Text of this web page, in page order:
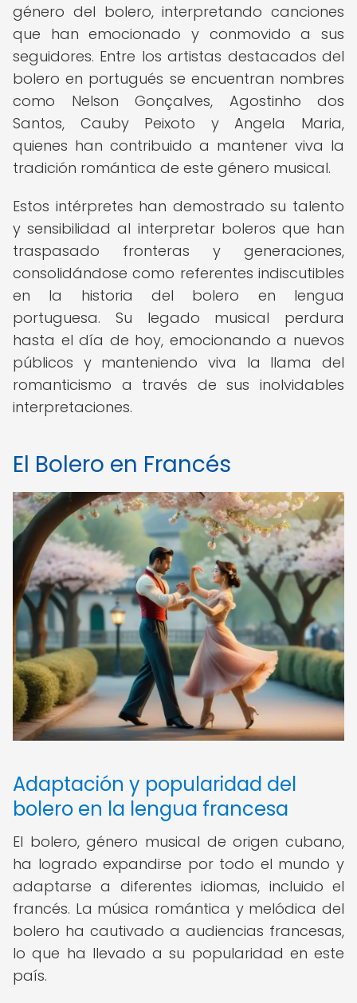
género del bolero, interpretando canciones
que han emocionado y conmovido a sus
seguidores. Entre los artistas destacados del
bolero en portugués se encuentran nombres
como Nelson Gonçalves, Agostinho dos
Santos, Cauby Peixoto y Angela Maria,
quienes han contribuido a mantener viva la
tradición romántica de este género musical.
Estos intérpretes han demostrado su talento
y sensibilidad al interpretar boleros que han
traspasado fronteras y generaciones,
consolidándose como referentes indiscutibles
en la historia del bolero en lengua
portuguesa. Su legado musical perdura
hasta el día de hoy, emocionando a nuevos
públicos y manteniendo viva la llama del
romanticismo a través de sus inolvidables
interpretaciones.
El Bolero en Francés
Adaptación y popularidad del
bolero en la lengua francesa
El bolero, género musical de origen cubano,
ha logrado expandirse por todo el mundo y
adaptarse a diferentes idiomas, incluido el
francés. La música romántica y melódica del
bolero ha cautivado a audiencias francesas,
lo que ha llevado a su popularidad en este
país.